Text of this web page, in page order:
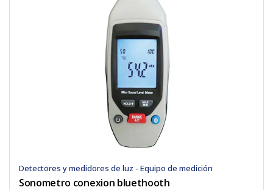
Detectores y medidores de luz - Equipo de medición
Sonometro conexion bluethooth